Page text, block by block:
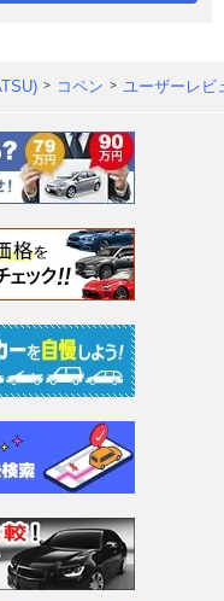
コペン ユーザーレビ